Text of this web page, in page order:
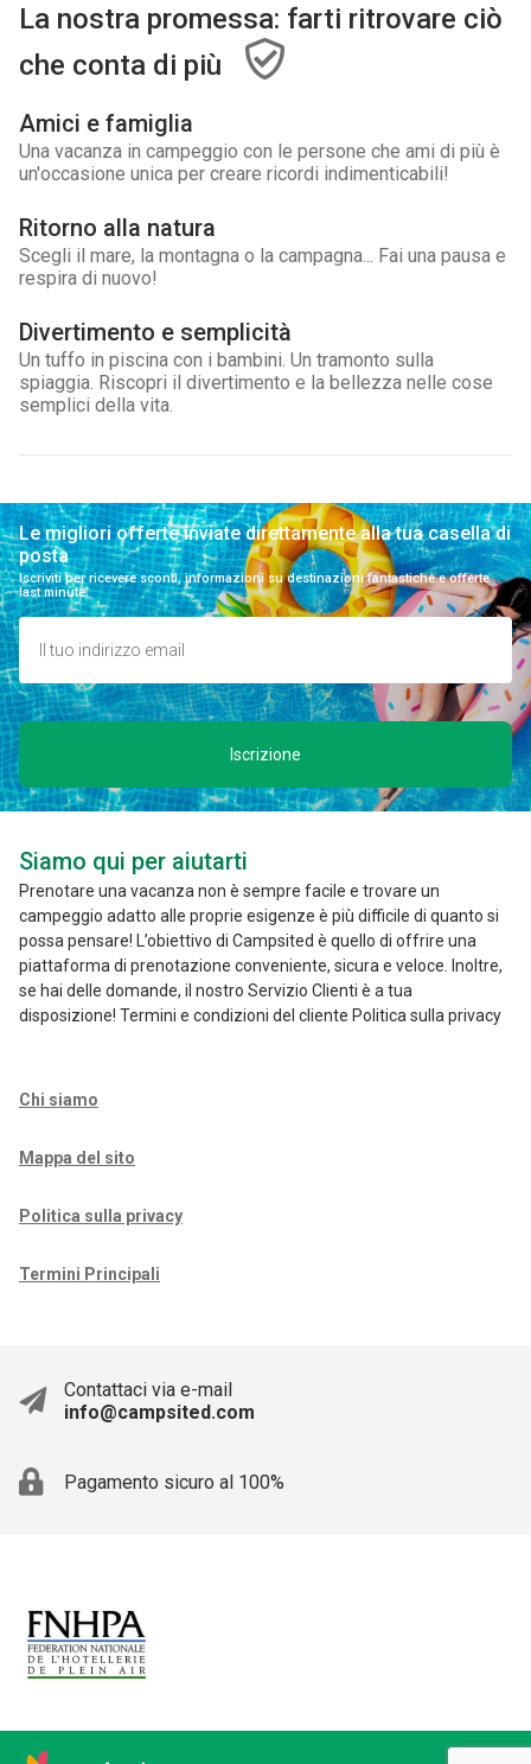
La nostra promessa: farti ritrovare ciò
che conta di più
Amici e famiglia
Una vacanza in campeggio con le persone che ami di più è
un'occasione unica per creare ricordi indimenticabili!
Ritorno alla natura
Scegli il mare, la montagna o la campagna... Fai una pausa e
respira di nuovo!
Divertimento e semplicità
Un tuffo in piscina con i bambini. Un tramonto sulla
spiaggia. Riscopri il divertimento e la bellezza nelle cose
semplici della vita.
Le migliori offerte inviate direttamente alla tua casella di
posta
Iscriviti per ricevere sconti, informazioni su destinazioni fantastiche e offerte
last minute.
Iscrizione
Siamo qui per aiutarti
Prenotare una vacanza non è sempre facile e trovare un
campeggio adatto alle proprie esigenze è più difficile di quanto si
possa pensare! L’obiettivo di Campsited è quello di offrire una
piattaforma di prenotazione conveniente, sicura e veloce. Inoltre,
se hai delle domande, il nostro Servizio Clienti è a tua
disposizione! Termini e condizioni del cliente Politica sulla privacy
Chi siamo
Mappa del sito
Politica sulla privacy
Termini Principali
Contattaci via e-mail
info@campsited.com
Pagamento sicuro al 100%